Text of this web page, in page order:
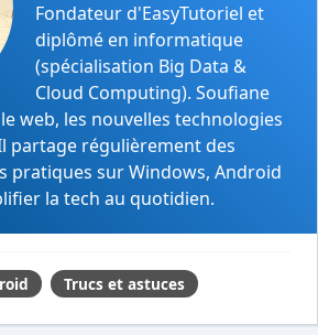
Fondateur d'EasyTutoriel et
diplômé en informatique
(spécialisation Big Data &
Cloud Computing). Soufiane
web, les nouvelles technologies
partage régulièrement des
pratiques sur Windows, Android
la tech au quotidien.
Trucs et astuces